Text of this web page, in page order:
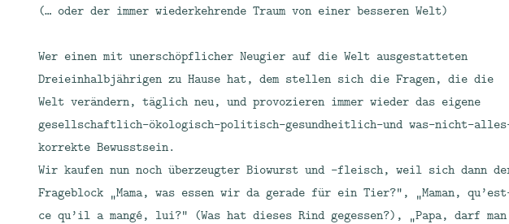
(… oder der immer wiederkehrende Traum von einer besseren Welt)
Wer einen mit unerschöpflicher Neugier auf die Welt ausgestatteten
Dreieinhalbjährigen zu Hause hat, dem stellen sich die Fragen, die die
Welt verändern, täglich neu, und provozieren immer wieder das eigene
gesellschaftlich-ökologisch-politisch-gesundheitlich-und was-nicht-
korrekte Bewusstsein.
Wir kaufen nun noch überzeugter Biowurst und -fleisch, weil sich dann
Frageblock „Mama, was essen wir da gerade für ein Tier?“, „Maman,
ce qu’il a mangé, lui?“ (Was hat dieses Rind gegessen?), „Papa, darf man